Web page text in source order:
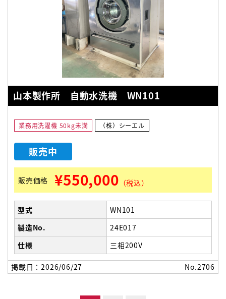
山本製作所 自動水洗機 WN101
業務用洗濯機 50kg未満 （株）シーエル
販売中
販売価格 ¥550,000 （税込）
型式
WN101
製造No.
24E017
仕様
三相200V
掲載日：2026/06/27 No.2706